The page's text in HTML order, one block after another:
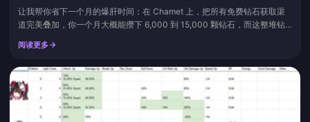
让我帮你省下一个月的爆肝时间：在 Chamet 上，把所有免费钻石获取渠
道完美叠加，你一个月大概能攒下 6,000 到 15,000 颗钻石，而这整堆钻
一个正规渠道是所谓的“生成器”。那些都是会让你的账号被封禁的骗局，
何刷更多钻石，而是哪...
阅读更多